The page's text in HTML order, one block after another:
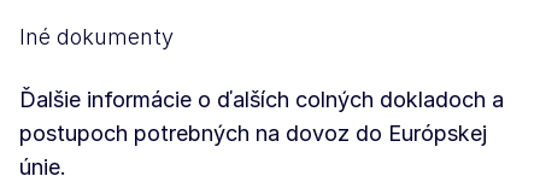
Iné dokumenty
Ďalšie informácie o ďalších colných dokladoch a
postupoch potrebných na dovoz do Európskej
únie.